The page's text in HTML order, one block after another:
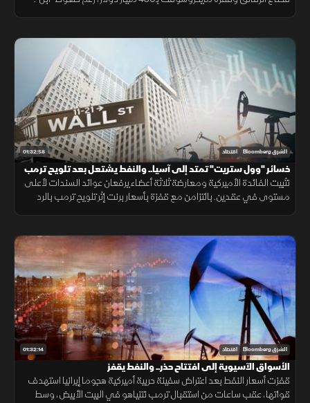
01:32:58 الشرق Bloomberg اقتصاد
خسائر "وول ستريت" تمتد إلى آسيا.. والنفط يشتعل بعد تلويح ترمب
بضرب إيران
تثبيت الفائدة الأميركية ومعارضة ثلاثة أعضاء يرفعان عوائد السندات لأعلى
مستوى في عقدين. بالتزامن مع قفزة بأسعار برنت إثر تلويح ترمب بالرد
01:32:14 الشرق Bloomberg اقتصاد
الأسواق الآسيوية إلى افتتاح حذر.. والنفط يقفز
قفزت أسعار النفط بعد اعتراض سفينة حربية أميركية هجوما إيرانيا استهدف
قواتها، عقب ساعات من استقبال ترمب نتنياهو في البيت الأبيض، وسط